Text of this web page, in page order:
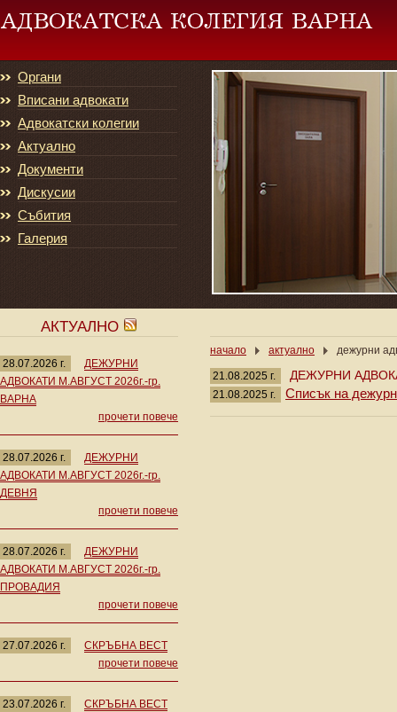
Органи
Вписани адвокати
Адвокатски колегии
Актуално
Документи
Дискусии
Събития
Галерия
АКТУАЛНО
28.07.2026 г.
ДЕЖУРНИ
АДВОКАТИ М.АВГУСТ 2026г.-гр.
ВАРНА
прочети повече
28.07.2026 г.
ДЕЖУРНИ
АДВОКАТИ М.АВГУСТ 2026г.-гр.
ДЕВНЯ
прочети повече
28.07.2026 г.
ДЕЖУРНИ
АДВОКАТИ М.АВГУСТ 2026г.-гр.
ПРОВАДИЯ
прочети повече
27.07.2026 г.
СКРЪБНА ВЕСТ
прочети повече
23.07.2026 г.
СКРЪБНА ВЕСТ
начало актуално дежурни
21.08.2025 г. ДЕЖУРНИ
21.08.2025 г. Списък на